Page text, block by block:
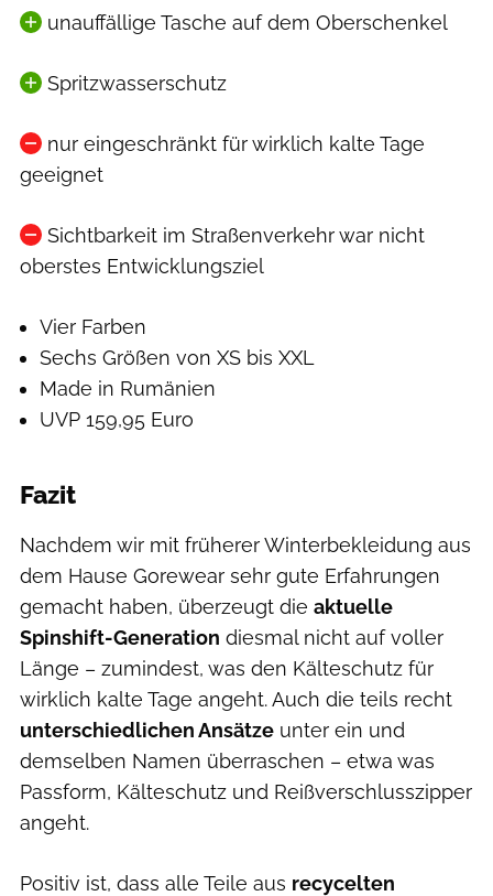
unauffällige Tasche auf dem Oberschenkel
Spritzwasserschutz
nur eingeschränkt für wirklich kalte Tage
geeignet
Sichtbarkeit im Straßenverkehr war nicht
oberstes Entwicklungsziel
Vier Farben
Sechs Größen von XS bis XXL
Made in Rumänien
UVP 159,95 Euro
Fazit
Nachdem wir mit früherer Winterbekleidung aus
dem Hause Gorewear sehr gute Erfahrungen
gemacht haben, überzeugt die aktuelle
Spinshift-Generation diesmal nicht auf voller
Länge – zumindest, was den Kälteschutz für
wirklich kalte Tage angeht. Auch die teils recht
unterschiedlichen Ansätze unter ein und
demselben Namen überraschen – etwa was
Passform, Kälteschutz und Reißverschlusszipper
angeht.
Positiv ist, dass alle Teile aus recycelten